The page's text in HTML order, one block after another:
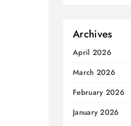
Archives
April 2026
March 2026
February 2026
January 2026